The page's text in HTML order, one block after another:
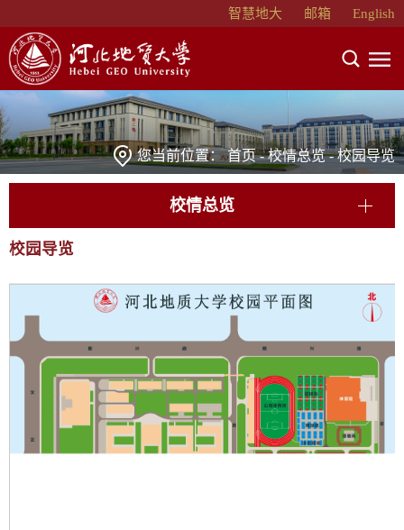
智慧地大 邮箱 English
您当前位置：首页-校情总览-校园导览
校情总览
校园导览